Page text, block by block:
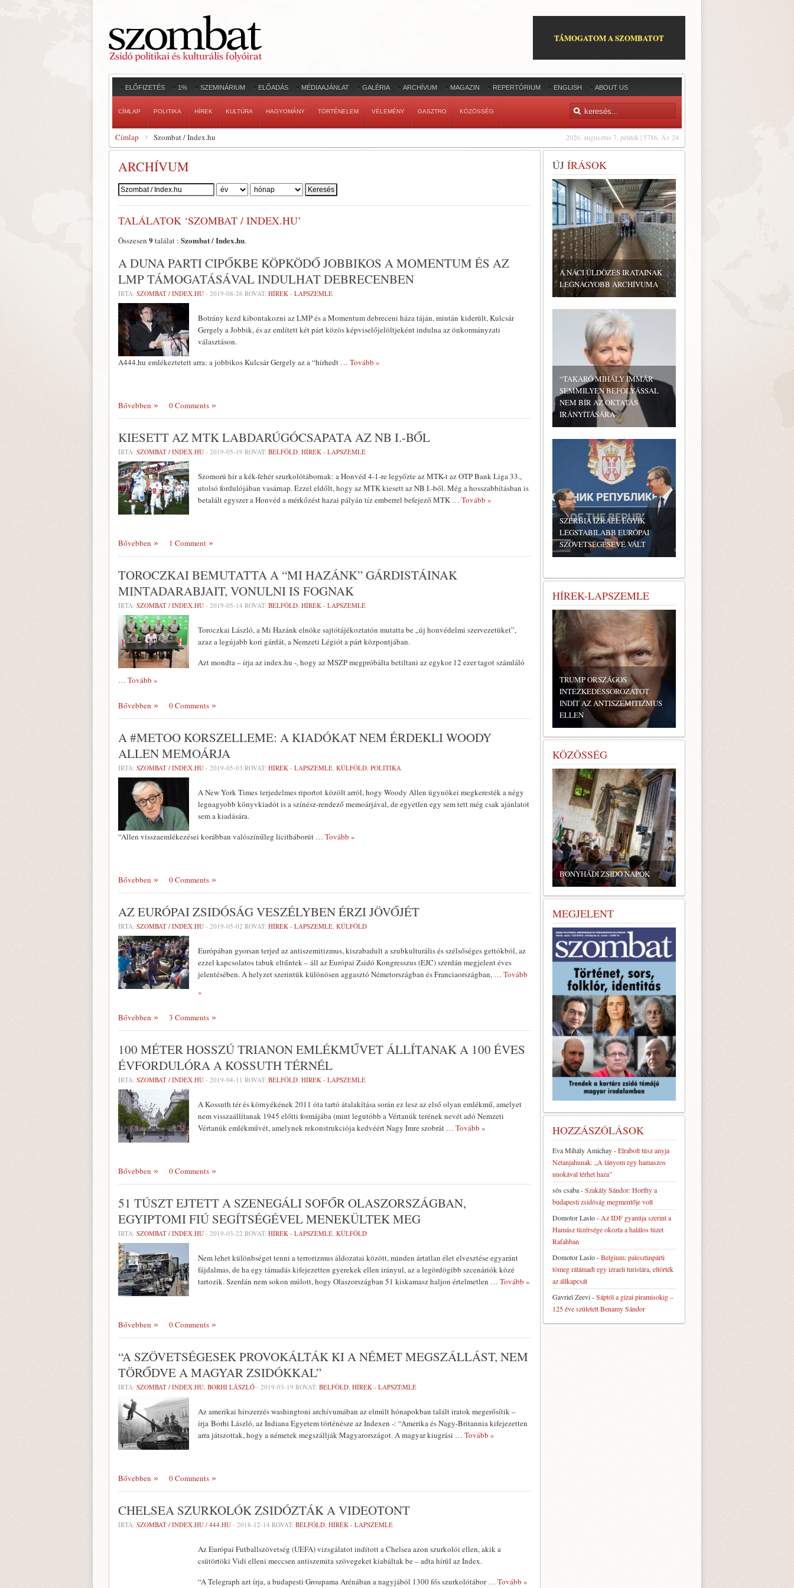
TÁMOGATOM A SZOMBATOT
ELŐFIZETÉS 1% SZEMINÁRIUM ELŐADÁS MÉDIAAJÁNLAT GALÉRIA ARCHÍVUM MAGAZIN REPERTÓRIUM ENGLISH ABOUT US
CÍMLAP POLITIKA HÍREK KULTÚRA HAGYOMÁNY TÖRTÉNELEM VÉLEMÉNY GASZTRO KÖZÖSSÉG
2026. augusztus 7, péntek | 5786. Áv 24
Címlap Szombat / Index.hu
ARCHÍVUM
Szerző:
TALÁLATOK ‘SZOMBAT / INDEX.HU’
Összesen 9 találat : Szombat / Index.hu.
A DUNA PARTI CIPŐKBE KÖPKÖDŐ JOBBIKOS A MOMENTUM ÉS AZ
LMP TÁMOGATÁSÁVAL INDULHAT DEBRECENBEN
ÍRTA: SZOMBAT / INDEX.HU - 2019-08-26 ROVAT: HÍREK - LAPSZEMLE
Botrány kezd kibontakozni az LMP és a Momentum debreceni háza táján, miután kiderült, Kulcsár
Gergely a Jobbik, és az említett két párt közös képviselőjelöltjeként indulna az önkormányzati
választáson.
A444.hu emlékeztetett arra: a jobbikos Kulcsár Gergely az a “hírhedt … Tovább »
Bővebben 0 Comments
KIESETT AZ MTK LABDARÚGÓCSAPATA AZ NB I.-BŐL
ÍRTA: SZOMBAT / INDEX.HU - 2019-05-19 ROVAT: BELFÖLD, HÍREK - LAPSZEMLE
Szomorú hír a kék-fehér szurkolótábornak: a Honvéd 4-1-re legyőzte az MTK-t az OTP Bank Liga 33.,
utolsó fordulójában vasárnap. Ezzel eldőlt, hogy az MTK kiesett az NB I.-ből. Még a hosszabbításban is
betalált egyszer a Honvéd a mérkőzést hazai pályán tíz emberrel befejező MTK … Tovább »
Bővebben 1 Comment
TOROCZKAI BEMUTATTA A “MI HAZÁNK” GÁRDISTÁINAK
MINTADARABJAIT, VONULNI IS FOGNAK
ÍRTA: SZOMBAT / INDEX.HU - 2019-05-14 ROVAT: BELFÖLD, HÍREK - LAPSZEMLE
Toroczkai László, a Mi Hazánk elnöke sajtótájékoztatón mutatta be „új honvédelmi szervezetüket”,
azaz a legújabb kori gárdát, a Nemzeti Légiót a párt központjában.
Azt mondta – írja az index.hu -, hogy az MSZP megpróbálta betiltani az egykor 12 ezer tagot számláló
… Tovább »
Bővebben 0 Comments
A #METOO KORSZELLEME: A KIADÓKAT NEM ÉRDEKLI WOODY
ALLEN MEMOÁRJA
ÍRTA: SZOMBAT / INDEX.HU - 2019-05-03 ROVAT: HÍREK - LAPSZEMLE, KÜLFÖLD, POLITIKA
A New York Times terjedelmes riportot közölt arról, hogy Woody Allen ügynökei megkeresték a négy
legnagyobb könyvkiadót is a színész-rendező memoárjával, de egyetlen egy sem tett még csak ajánlatot
sem a kiadására.
“Allen visszaemlékezései korábban valószínűleg licitháborút … Tovább »
Bővebben 0 Comments
AZ EURÓPAI ZSIDÓSÁG VESZÉLYBEN ÉRZI JÖVŐJÉT
ÍRTA: SZOMBAT / INDEX.HU - 2019-05-02 ROVAT: HÍREK - LAPSZEMLE, KÜLFÖLD
Európában gyorsan terjed az antiszemitizmus, kiszabadult a szubkulturális és szélsőséges gettókból, az
ezzel kapcsolatos tabuk eltűntek – áll az Európai Zsidó Kongresszus (EJC) szerdán megjelent éves
jelentésében. A helyzet szerintük különösen aggasztó Németországban és Franciaországban, … Tovább
»
Bővebben 3 Comments
100 MÉTER HOSSZÚ TRIANON EMLÉKMŰVET ÁLLÍTANAK A 100 ÉVES
ÉVFORDULÓRA A KOSSUTH TÉRNÉL
ÍRTA: SZOMBAT / INDEX.HU - 2019-04-11 ROVAT: BELFÖLD, HÍREK - LAPSZEMLE
A Kossuth tér és környékének 2011 óta tartó átalakítása során ez lesz az első olyan emlékmű, amelyet
nem visszaállítanak 1945 előtti formájába (mint legutóbb a Vértanúk terének nevét adó Nemzeti
Vértanúk emlékművét, amelynek rekonstrukciója kedvéért Nagy Imre szobrát … Tovább »
Bővebben 0 Comments
51 TÚSZT EJTETT A SZENEGÁLI SOFŐR OLASZORSZÁGBAN,
EGYIPTOMI FIÚ SEGÍTSÉGÉVEL MENEKÜLTEK MEG
ÍRTA: SZOMBAT / INDEX.HU - 2019-03-22 ROVAT: HÍREK - LAPSZEMLE, KÜLFÖLD
Nem lehet különbséget tenni a terrorizmus áldozatai között, minden ártatlan élet elvesztése egyaránt
fájdalmas, de ha egy támadás kifejezetten gyerekek ellen irányul, az a legördögibb szcenáriók közé
tartozik. Szerdán nem sokon múlott, hogy Olaszországban 51 kiskamasz haljon értelmetlen … Tovább »
Bővebben 0 Comments
“A SZÖVETSÉGESEK PROVOKÁLTÁK KI A NÉMET MEGSZÁLLÁST, NEM
TÖRŐDVE A MAGYAR ZSIDÓKKAL”
ÍRTA: SZOMBAT / INDEX.HU, BORHI LÁSZLÓ - 2019-03-19 ROVAT: BELFÖLD, HÍREK - LAPSZEMLE
Az amerikai hírszerzés washingtoni archívumában az elmúlt hónapokban talált iratok megerősítik –
írja Borhi László, az Indiana Egyetem történésze az Indexen -: “Amerika és Nagy-Britannia kifejezetten
arra játszottak, hogy a németek megszállják Magyarországot. A magyar kiugrási … Tovább »
Bővebben 0 Comments
CHELSEA SZURKOLÓK ZSIDÓZTÁK A VIDEOTONT
ÍRTA: SZOMBAT / INDEX.HU / 444.HU - 2018-12-14 ROVAT: BELFÖLD, HÍREK - LAPSZEMLE
Az Európai Futballszövetség (UEFA) vizsgálatot indított a Chelsea azon szurkolói ellen, akik a
csütörtöki Vidi elleni meccsen antiszemita szövegeket kiabáltak be – adta hírül az Index.
“A Telegraph azt írja, a budapesti Groupama Arénában a nagyjából 1300 fős szurkolótábor… Tovább »
ÚJ ÍRÁSOK
A NÁCI ÜLDÖZÉS IRATAINAK
LEGNAGYOBB ARCHÍVUMA
“TAKARÓ MIHÁLY IMMÁR
SEMMILYEN BEFOLYÁSSAL
NEM BÍR AZ OKTATÁS
IRÁNYÍTÁSÁRA”
SZERBIA IZRAEL EGYIK
LEGSTABILABB EURÓPAI
SZÖVETSÉGESÉVÉ VÁLT
HÍREK-LAPSZEMLE
TRUMP ORSZÁGOS
INTÉZKEDÉSSOROZATOT
INDÍT AZ ANTISZEMITIZMUS
ELLEN
KÖZÖSSÉG
BONYHÁDI ZSIDÓ NAPOK
MEGJELENT
HOZZÁSZÓLÁSOK
Eva Mihály Amichay-Elrabolt túsz anyja
Netanjahunak: „A lányom egy hamaszos
unokával térhet haza”
sós csaba-Szakály Sándor: Horthy a
budapesti zsidóság megmentője volt
Domotor Laslo- Az IDF gyanúja szerint a
Hamász tüzérsége okozta a halálos tüzet
Rafahban
Domotor Laslo-Belgium: palesztinpárti
tömeg rátámadt egy izraeli turistára, eltörték
az állkapcsát
Gavriel Zeevi-Sáptól a gízai piramisokig –
125 éve született Benamy Sándor